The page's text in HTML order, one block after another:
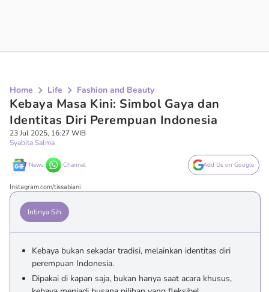
Home Life Fashion and Beauty
Kebaya Masa Kini: Simbol Gaya dan
Identitas Diri Perempuan Indonesia
23 Jul 2025, 16:27 WIB
Syabita Salma
News Channel Add Us on Google
Instagram.com/tissabiani
Intinya Sih
Kebaya bukan sekadar tradisi, melainkan identitas diri
perempuan Indonesia.
Dipakai di kapan saja, bukan hanya saat acara khusus,